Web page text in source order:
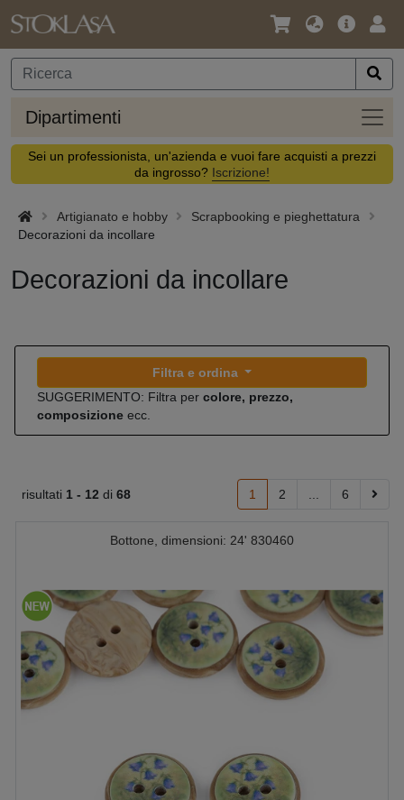
Lingua
Valuta
Offerta
Dipartimenti
Sei un professionista, un'azienda e vuoi fare acquisti a prezzi
da ingrosso? Iscrizione!
Artigianato e hobby
Scrapbooking e pieghettatura
Decorazioni da incollare
Decorazioni da incollare
Filtra e ordina
SUGGERIMENTO: Filtra per colore, prezzo,
composizione ecc.
risultati 1 - 12 di 68 1 2 6
Bottone, dimensioni: 24' 830460